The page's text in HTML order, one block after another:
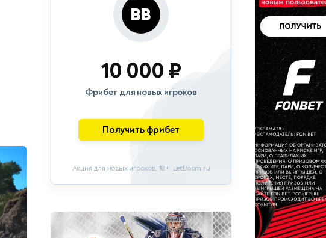
10 000 ₽
Фрибет для новых игроков
Получить фрибет
Акция для новых игроков. 18+. BetBoom.ru